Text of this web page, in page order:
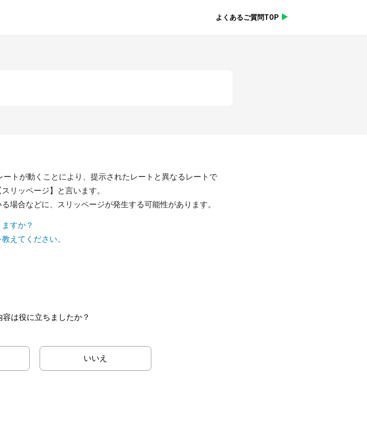
よくあるご質問TOP
トが動くことにより、提示されたレートと異なるレートで
リッページ】と言います。
すか？
えてください。
容は役に立ちましたか？
いいえ